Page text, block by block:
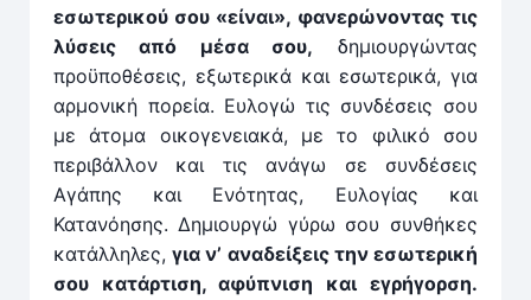
εσωτερικού σου «είναι», φανερώνοντας τις
λύσεις από μέσα σου, δημιουργώντας
προϋποθέσεις, εξωτερικά και εσωτερικά, για
αρμονική πορεία. Ευλογώ τις συνδέσεις σου
με άτομα οικογενειακά, με το φιλικό σου
περιβάλλον και τις ανάγω σε συνδέσεις
Αγάπης και Ενότητας, Ευλογίας και
Κατανόησης. Δημιουργώ γύρω σου συνθήκες
κατάλληλες,για ν’ αναδείξεις την εσωτερική
σου κατάρτιση, αφύπνιση και εγρήγορση.